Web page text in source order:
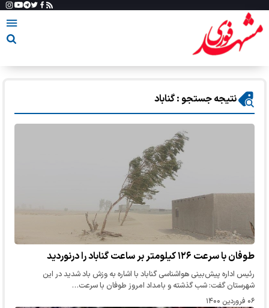
نتیجه جستجو : گناباد
طوفان با سرعت ۱۲۶ کیلومتر بر ساعت گناباد را درنوردید
رئیس اداره پیش‌بینی هواشناسی گناباد با اشاره به وزش باد شدید در این
شهرستان گفت: شب گذشته و بامداد امروز طوفان با سرعت…
۰۶ فروردین ۱۴۰۰